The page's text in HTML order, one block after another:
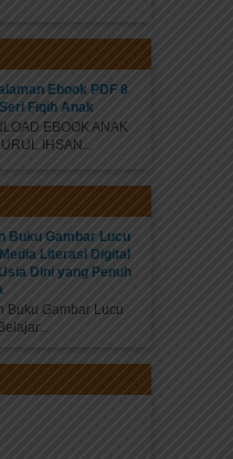
Ebook PDF 8
Fiqih Anak
EBOOK ANAK
IHSAN...
Buku Gambar Lucu
Literasi Digital
Dini yang Penuh
Buku Gambar Lucu